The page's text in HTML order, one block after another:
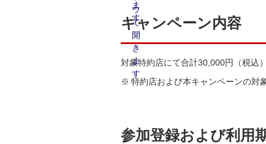
キャンペーン内容
対象特約店にて合計30,000円（税込
特約店および本キャンペーンの対
参加登録および利用